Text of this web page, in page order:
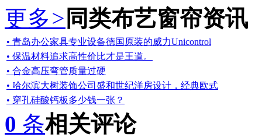
更多> 同类布艺窗帘资讯
• 青岛办公家具专业设备德国原装的威力Unicontrol
• 保温材料追求高性价比才是王道。
• 合金高压弯管质量过硬
• 哈尔滨大树装饰公司盛和世纪洋房设计，经典欧式
• 穿孔硅酸钙板多少钱一张？
0 条相关评论